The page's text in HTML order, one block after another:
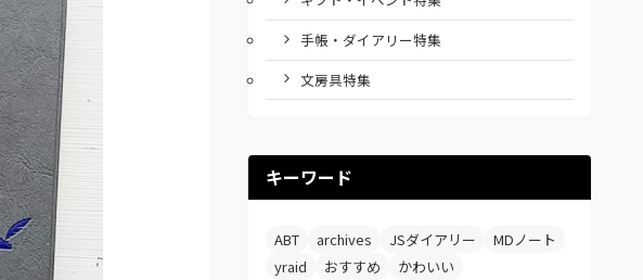
手帳・ダイアリー特集
文房具特集
キーワード
ABT archives JSダイアリー
MDノート
yraid
おすすめ
かわいい